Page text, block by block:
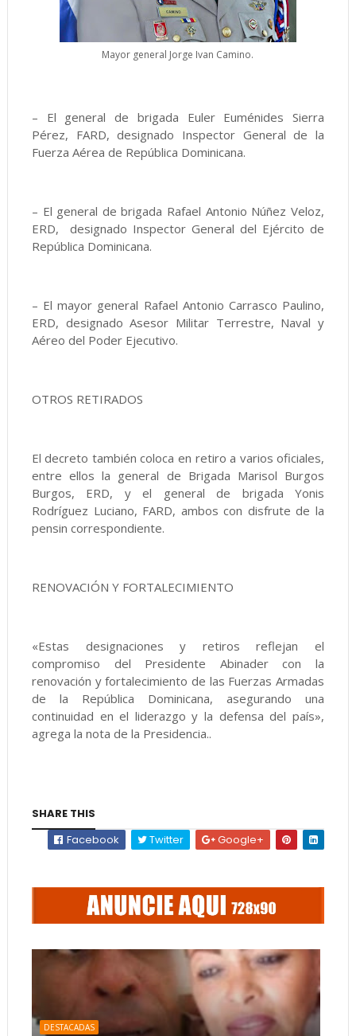
Mayor general Jorge Ivan Camino.
– El general de brigada Euler Euménides Sierra
Pérez, FARD, designado Inspector General de la
Fuerza Aérea de República Dominicana.
– El general de brigada Rafael Antonio Núñez Veloz,
ERD, designado Inspector General del Ejército de
República Dominicana.
– El mayor general Rafael Antonio Carrasco Paulino,
ERD, designado Asesor Militar Terrestre, Naval y
Aéreo del Poder Ejecutivo.
OTROS RETIRADOS
El decreto también coloca en retiro a varios oficiales,
entre ellos la general de Brigada Marisol Burgos
Burgos, ERD, y el general de brigada Yonis
Rodríguez Luciano, FARD, ambos con disfrute de la
pensin correspondiente.
RENOVACIÓN Y FORTALECIMIENTO
«Estas designaciones y retiros reflejan el
compromiso del Presidente Abinader con la
renovación y fortalecimiento de las Fuerzas Armadas
de la República Dominicana, asegurando una
continuidad en el liderazgo y la defensa del país»,
agrega la nota de la Presidencia..
SHARE THIS
Facebook
Twitter Google+
DESTACADAS